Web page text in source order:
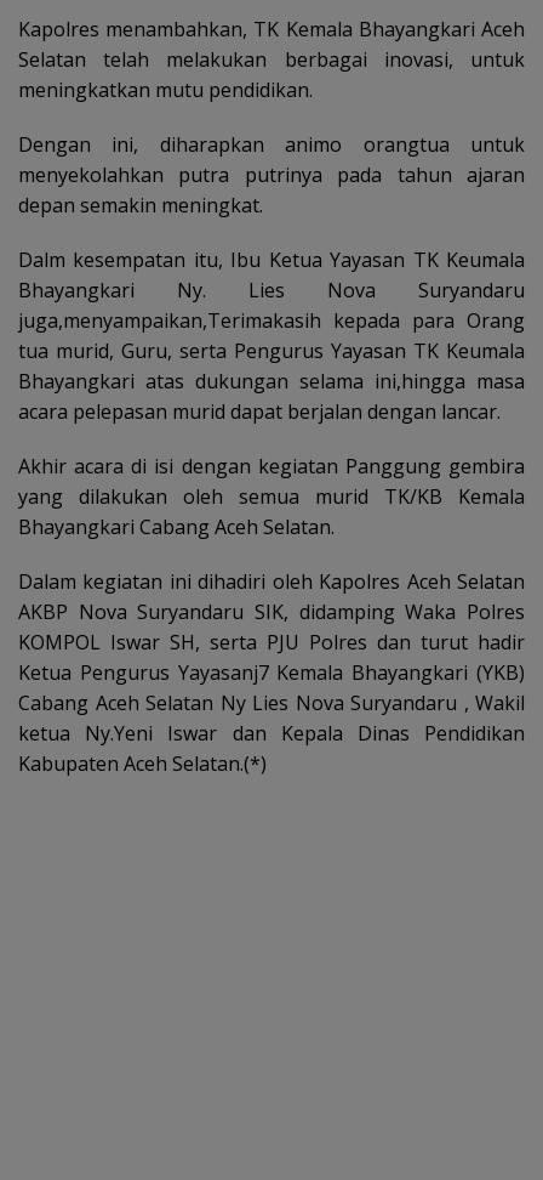
Kapolres menambahkan, TK Kemala Bhayangkari Aceh
Selatan telah melakukan berbagai inovasi, untuk
meningkatkan mutu pendidikan.
Dengan ini, diharapkan animo orangtua untuk
menyekolahkan putra putrinya pada tahun ajaran
depan semakin meningkat.
Dalm kesempatan itu, Ibu Ketua Yayasan TK Keumala
Bhayangkari Ny. Lies Nova Suryandaru
juga,menyampaikan,Terimakasih kepada para Orang
tua murid, Guru, serta Pengurus Yayasan TK Keumala
Bhayangkari atas dukungan selama ini,hingga masa
acara pelepasan murid dapat berjalan dengan lancar.
Akhir acara di isi dengan kegiatan Panggung gembira
yang dilakukan oleh semua murid TK/KB Kemala
Bhayangkari Cabang Aceh Selatan.
Dalam kegiatan ini dihadiri oleh Kapolres Aceh Selatan
AKBP Nova Suryandaru SIK, didamping Waka Polres
KOMPOL Iswar SH, serta PJU Polres dan turut hadir
Ketua Pengurus Yayasanj7 Kemala Bhayangkari (YKB)
Cabang Aceh Selatan Ny Lies Nova Suryandaru , Wakil
ketua Ny.Yeni Iswar dan Kepala Dinas Pendidikan
Kabupaten Aceh Selatan.(*)